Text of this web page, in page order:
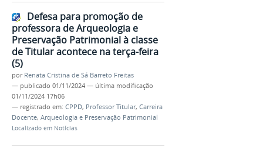
Defesa para promoção de
professora de Arqueologia e
Preservação Patrimonial à classe
de Titular acontece na terça-feira
(5)
por Renata Cristina de Sá Barreto Freitas
— publicado 01/11/2024 — última modificação
01/11/2024 17h06
— registrado em: CPPD, Professor Titular, Carreira
Docente, Arqueologia e Preservação Patrimonial
Localizado em Notícias